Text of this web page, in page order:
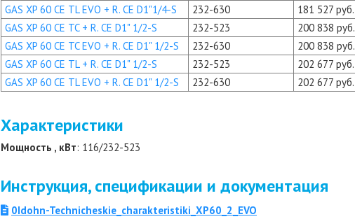
GAS XP 60 CE TL EVO + R. CE D1"1/4-S
232-630 181 527 руб.
GAS XP 60 CE TC + R. CE D1" 1/2-S
232-523 200 838 руб.
GAS XP 60 CE TC EVO + R. CE D1" 1/2-S
232-630 200 838 руб.
GAS XP 60 CE TL + R. CE D1" 1/2-S
232-523 202 677 руб.
GAS XP 60 CE TL EVO + R. CE D1" 1/2-S
232-630 202 677 руб.
Характеристики
Мощность , кВт: 116/232-523
Инструкция, спецификации и документация
0Idohn-Technicheskie_charakteristiki_XP60_2_EVO